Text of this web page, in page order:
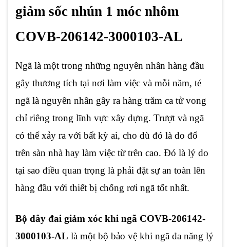
giảm sốc nhún 1 móc nhôm
COVB-206142-3000103-AL
Ngã là một trong những nguyên nhân hàng đầu
gây thương tích tại nơi làm việc và mỗi năm, té
ngã là nguyên nhân gây ra hàng trăm ca tử vong
chỉ riêng trong lĩnh vực xây dựng. Trượt và ngã
có thể xảy ra với bất kỳ ai, cho dù đó là do đổ
trên sàn nhà hay làm việc từ trên cao. Đó là lý do
tại sao điều quan trọng là phải đặt sự an toàn lên
hàng đầu với thiết bị chống rơi ngã tốt nhất.
Bộ dây đai giảm xóc khi ngã COVB-206142-
3000103-AL là một bộ bảo vệ khi ngã đa năng lý